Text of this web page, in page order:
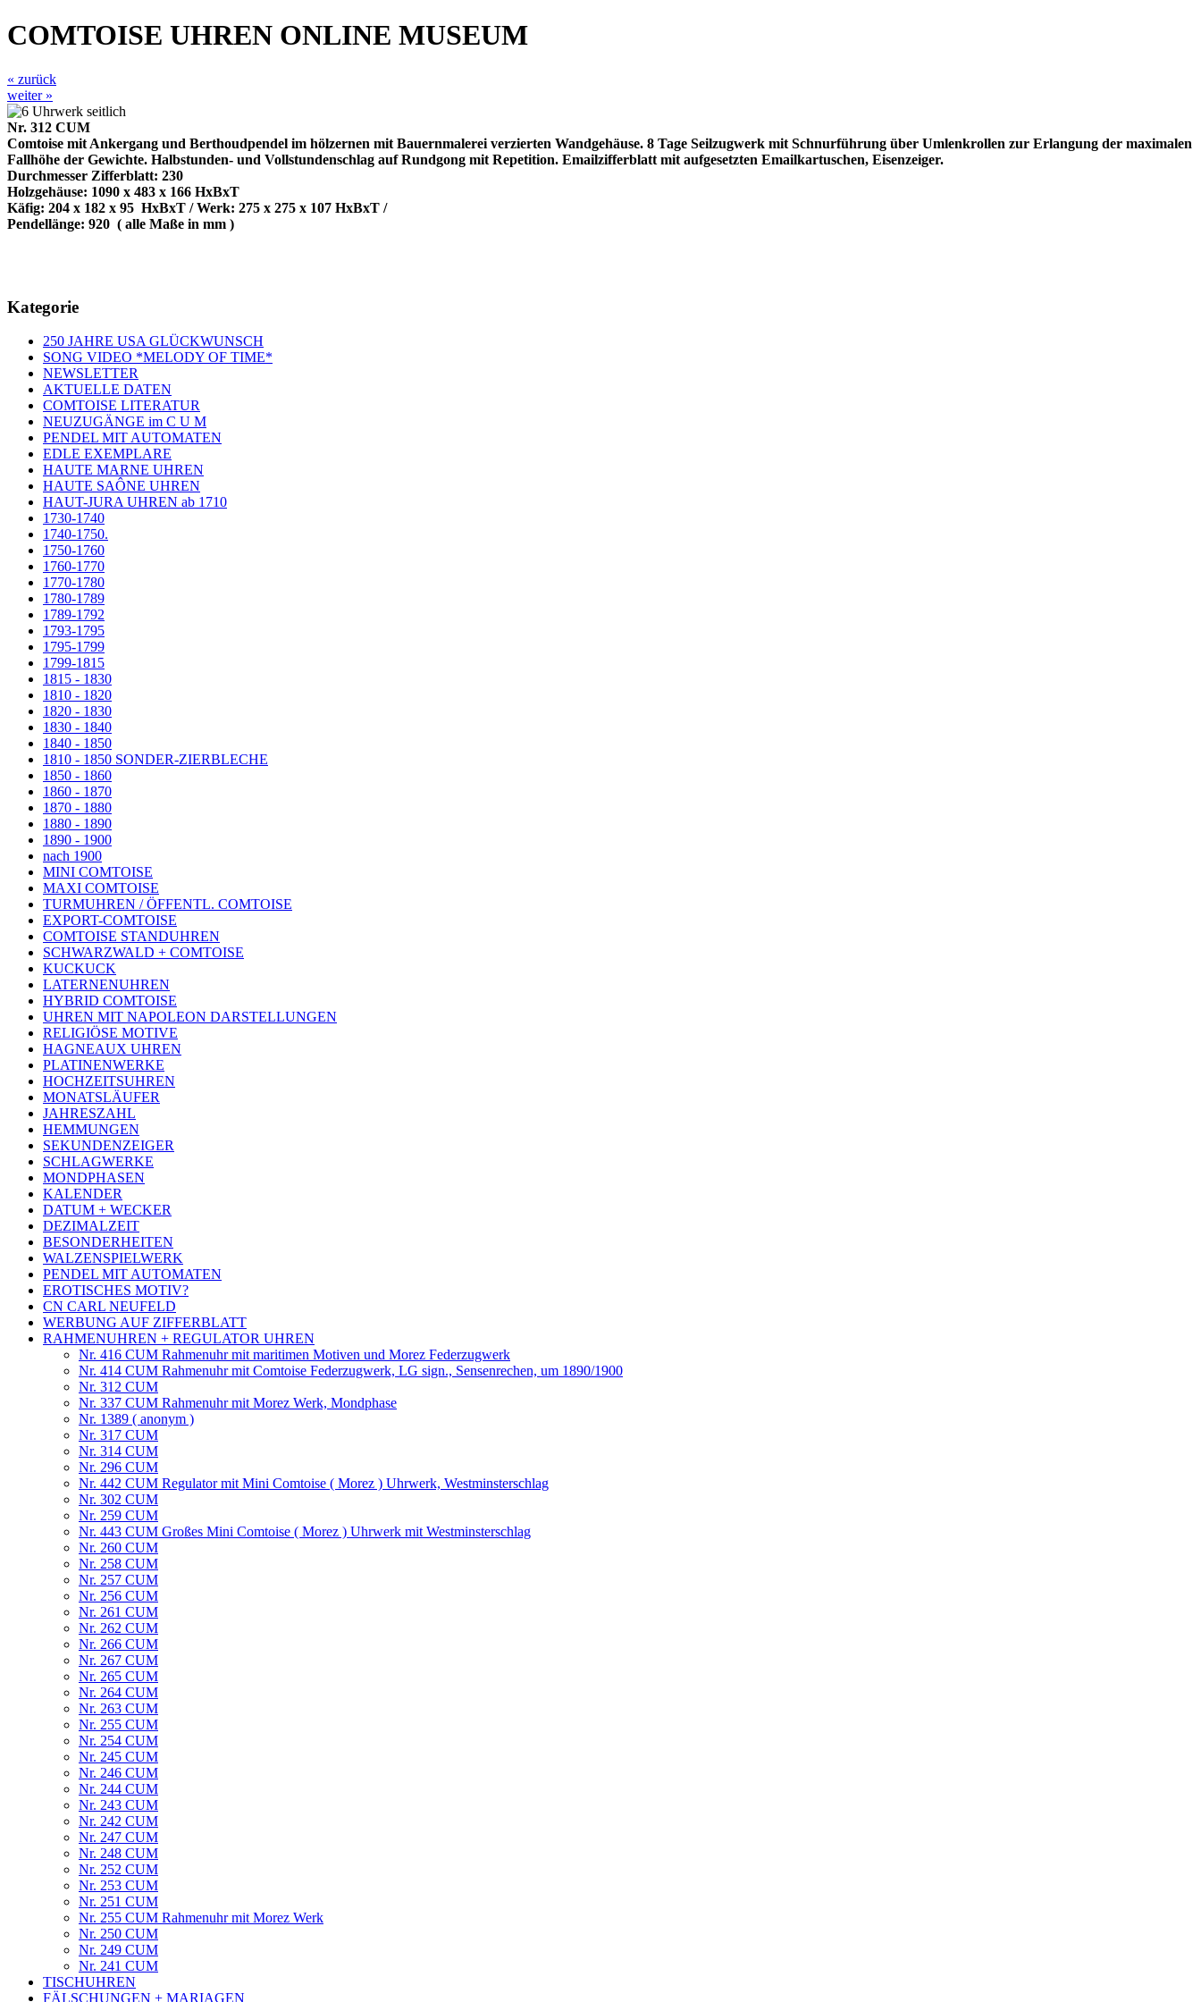
COMTOISE UHREN ONLINE MUSEUM
« zurück
weiter »
Nr. 312 CUM
Comtoise mit Ankergang und Berthoudpendel im hölzernen mit Bauernmalerei verzierten Wandgehäuse. 8 Tage Seilzugwerk mit Schnurführung über Umlenkrollen zur Erlangung der maximalen
Fallhöhe der Gewichte. Halbstunden- und Vollstundenschlag auf Rundgong mit Repetition. Emailzifferblatt mit aufgesetzten Emailkartuschen, Eisenzeiger.
Durchmesser Zifferblatt: 230
Holzgehäuse: 1090 x 483 x 166 HxBxT
Käfig: 204 x 182 x 95 HxBxT / Werk: 275 x 275 x 107 HxBxT /
Pendellänge: 920 ( alle Maße in mm )
Kategorie
250 JAHRE USA GLÜCKWUNSCH
SONG VIDEO *MELODY OF TIME*
NEWSLETTER
AKTUELLE DATEN
COMTOISE LITERATUR
NEUZUGÄNGE im C U M
PENDEL MIT AUTOMATEN
EDLE EXEMPLARE
HAUTE MARNE UHREN
HAUTE SAÔNE UHREN
HAUT-JURA UHREN ab 1710
1730-1740
1740-1750.
1750-1760
1760-1770
1770-1780
1780-1789
1789-1792
1793-1795
1795-1799
1799-1815
1815 - 1830
1810 - 1820
1820 - 1830
1830 - 1840
1840 - 1850
1810 - 1850 SONDER-ZIERBLECHE
1850 - 1860
1860 - 1870
1870 - 1880
1880 - 1890
1890 - 1900
nach 1900
MINI COMTOISE
MAXI COMTOISE
TURMUHREN / ÖFFENTL. COMTOISE
EXPORT-COMTOISE
COMTOISE STANDUHREN
SCHWARZWALD + COMTOISE
KUCKUCK
LATERNENUHREN
HYBRID COMTOISE
UHREN MIT NAPOLEON DARSTELLUNGEN
RELIGIÖSE MOTIVE
HAGNEAUX UHREN
PLATINENWERKE
HOCHZEITSUHREN
MONATSLÄUFER
JAHRESZAHL
HEMMUNGEN
SEKUNDENZEIGER
SCHLAGWERKE
MONDPHASEN
KALENDER
DATUM + WECKER
DEZIMALZEIT
BESONDERHEITEN
WALZENSPIELWERK
PENDEL MIT AUTOMATEN
EROTISCHES MOTIV?
CN CARL NEUFELD
WERBUNG AUF ZIFFERBLATT
RAHMENUHREN + REGULATOR UHREN
Nr. 416 CUM Rahmenuhr mit maritimen Motiven und Morez Federzugwerk
Nr. 414 CUM Rahmenuhr mit Comtoise Federzugwerk, LG sign., Sensenrechen, um 1890/1900
Nr. 312 CUM
Nr. 337 CUM Rahmenuhr mit Morez Werk, Mondphase
Nr. 1389 ( anonym )
Nr. 317 CUM
Nr. 314 CUM
Nr. 296 CUM
Nr. 442 CUM Regulator mit Mini Comtoise ( Morez ) Uhrwerk, Westminsterschlag
Nr. 302 CUM
Nr. 259 CUM
Nr. 443 CUM Großes Mini Comtoise ( Morez ) Uhrwerk mit Westminsterschlag
Nr. 260 CUM
Nr. 258 CUM
Nr. 257 CUM
Nr. 256 CUM
Nr. 261 CUM
Nr. 262 CUM
Nr. 266 CUM
Nr. 267 CUM
Nr. 265 CUM
Nr. 264 CUM
Nr. 263 CUM
Nr. 255 CUM
Nr. 254 CUM
Nr. 245 CUM
Nr. 246 CUM
Nr. 244 CUM
Nr. 243 CUM
Nr. 242 CUM
Nr. 247 CUM
Nr. 248 CUM
Nr. 252 CUM
Nr. 253 CUM
Nr. 251 CUM
Nr. 255 CUM Rahmenuhr mit Morez Werk
Nr. 250 CUM
Nr. 249 CUM
Nr. 241 CUM
TISCHUHREN
FÄLSCHUNGEN + MARIAGEN